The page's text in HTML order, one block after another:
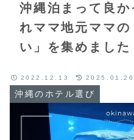
沖縄泊まって良
れママ地元ママの
い」を集めました
沖縄のホテル選び
2022.12.13 2025.01.26